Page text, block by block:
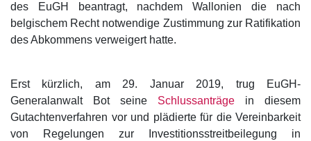
des EuGH beantragt, nachdem Wallonien die nach
belgischem Recht notwendige Zustimmung zur Ratifikation
des Abkommens verweigert hatte.
Erst kürzlich, am 29. Januar 2019, trug EuGH-
Generalanwalt Bot seine Schlussanträge in diesem
Gutachtenverfahren vor und plädierte für die Vereinbarkeit
von Regelungen zur Investitionsstreitbeilegung in